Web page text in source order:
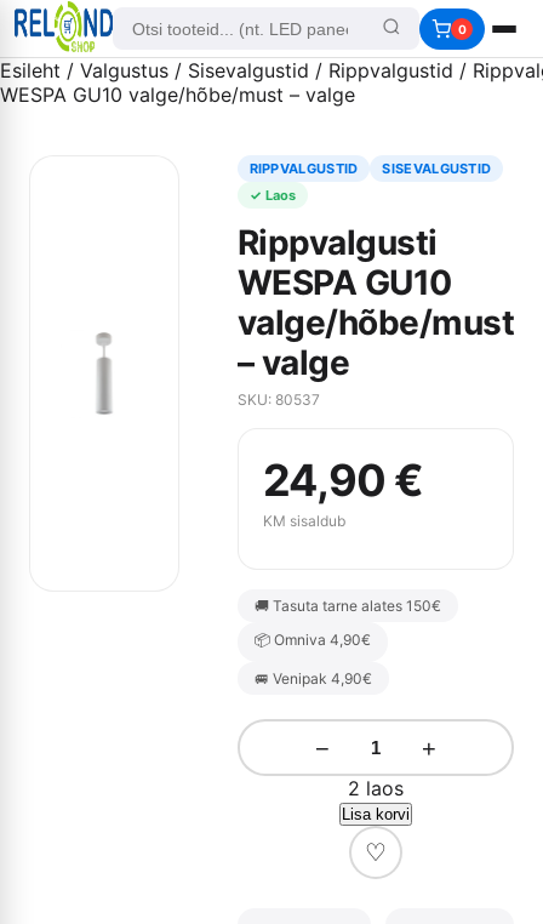
0
Esileht / Valgustus / Sisevalgustid / Rippvalgustid /
WESPA GU10 valge/hõbe/must – valge
RIPPVALGUSTID
SISEVALGUSTID
✓ Laos
Rippvalgusti
WESPA GU10
valge/hõbe/must
– valge
SKU: 80537
24,90 €
KM sisaldub
🚚 Tasuta tarne alates 150€
📦 Omniva 4,90€
🚐 Venipak 4,90€
− +
2 laos
Lisa korvi
♡